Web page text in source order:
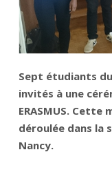
Sept étudiants
invités à une
ERASMUS. Cette
déroulée dans la
Nancy.